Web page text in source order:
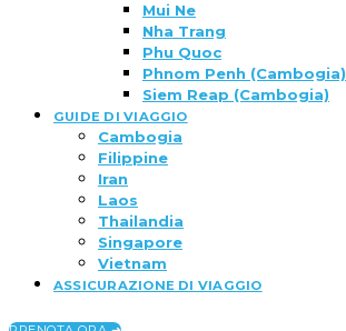
Mui Ne
Nha Trang
Phu Quoc
Phnom Penh (Cambogia)
Siem Reap (Cambogia)
GUIDE DI VIAGGIO
Cambogia
Filippine
Iran
Laos
Thailandia
Singapore
Vietnam
ASSICURAZIONE DI VIAGGIO